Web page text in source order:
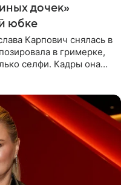
дочек»
юбке
Карпович снялась в
в гримерке,
селфи. Кадры она